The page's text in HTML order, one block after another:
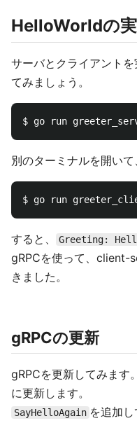
HelloWorldの
サーバとクライアント
てみましょう。
別のターミナルを開いて
すると、 Greeting:
gRPCを使って、client-
きました。
gRPCの更新
gRPCを更新してみます。
に更新します。
SayHelloAgain を追加し